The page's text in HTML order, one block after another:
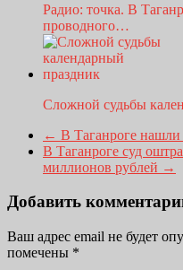
Радио: точка. В
проводного…
Сложной судьбы
← В Таганроге
В Таганроге суд
миллионов рублей →
Добавить
Ваш адрес email не будет
помечены *